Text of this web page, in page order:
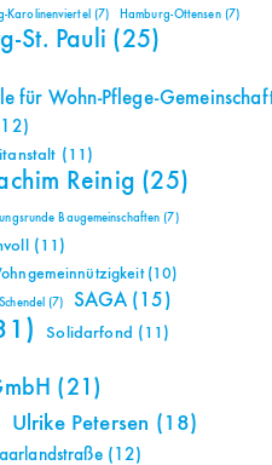
Karolinenviertel (7) Hamburg-Ottensen(7)
St. Pauli (25)
für Wohn-Pflege-
(11)
Reinig (25)
Baugemeinschaften (7)
(11)
(10)
(7) SAGA(15)
Solidarfond (11)
(21)
Ulrike Petersen (18)
(12)